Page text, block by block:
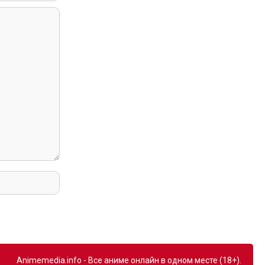
Animemedia.info - Все аниме онлайн в одном месте (18+).